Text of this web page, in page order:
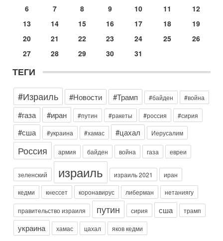
Покупатель авиакомпании «Аркия» намерен
запретить полеты по субботам!
Вокруг возможной продажи авиакомпании «Аркия»
разгорается громкий конфликт.
Трамп готовит удар по Ирану - НОВОСТИ 30/07/2026
возможность масштабной военной операции против Ирана
Сегодня, 16:55
Арабо-еврейская партия изменит всё? Если
появится...
Может ли в Израиле появиться полноценный арабо-
еврейский политический альянс? Что произойдет с
политическим раскладом сил, если арабский список
Вчера, 17:49
Оснащен ли израильский «Дракон» ядерным
оружием?
Израиль получил от Германии новейшую подводную лодку
АХИ «Дракон» (Drakon), которая уже стала самой дорогой
субмариной в истории ЦАХАЛ. Но почему её
Вчера, 16:51
Как на самом деле погибли бойцы Ливане? Иран
нарывается! "Зверства" ШАБАКА
6
7 8 9 10 11
12
13
14 15 16 17 18
19
20
21 22 23 24 25
26
27
28 29 30 31
ТЕГИ
#Израиль
#Новости #Трамп #байден #война
#газа #иран #путин #ракеты #россия #сирия
#сша #украина #хамас #цахал Иерусалим
Россия армия байден война газа евреи
зеленский израиль израиль 2021 иран
кедми кнессет коронавирус либерман нетаниягу
правительство израиля путин сирия сша трамп
украина хамас цахал яков кедми